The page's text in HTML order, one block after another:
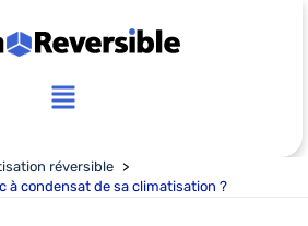
Main
réversible
à condensat de sa climatisation ?